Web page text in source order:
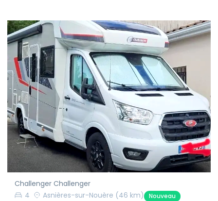
Challenger Challenger
4
Asnières-sur-Nouère (46 km) Nouveau